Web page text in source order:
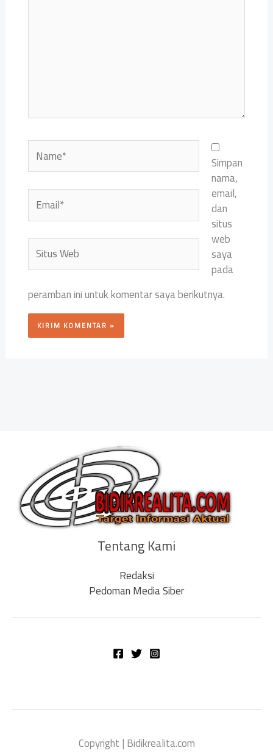
Name*
Email*
Situs
Web
Simpan
nama,
email,
dan
situs
web
saya
pada
peramban ini untuk komentar saya berikutnya.
Tentang Kami
Redaksi
Pedoman Media Siber
Copyright | Bidikrealita.com